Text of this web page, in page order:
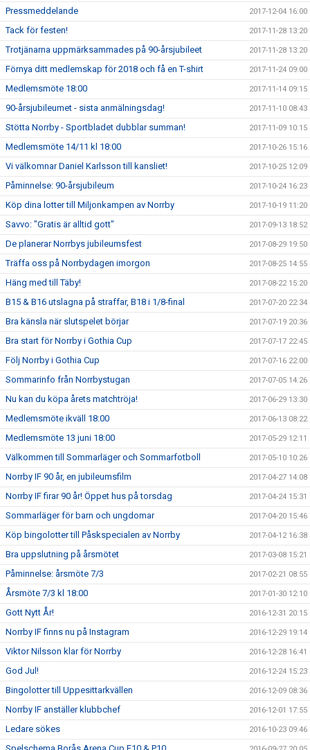
Pressmeddelande 2017-12-04 16:00
Tack för festen! 2017-11-28 13:20
Trotjänarna uppmärksammades på 90-årsjubileet 2017-11-28 13:20
Förnya ditt medlemskap för 2018 och få en T-shirt 2017-11-24 09:00
Medlemsmöte 18:00 2017-11-14 09:15
90-årsjubileumet - sista anmälningsdag! 2017-11-10 08:43
Stötta Norrby - Sportbladet dubblar summan! 2017-11-09 10:15
Medlemsmöte 14/11 kl 18:00 2017-10-26 15:16
Vi välkomnar Daniel Karlsson till kansliet! 2017-10-25 12:09
Påminnelse: 90-årsjubileum 2017-10-24 16:23
Köp dina lotter till Miljonkampen av Norrby 2017-10-19 11:20
Savvo: "Gratis är alltid gott" 2017-09-13 18:52
De planerar Norrbys jubileumsfest 2017-08-29 19:50
Träffa oss på Norrbydagen imorgon 2017-08-25 14:55
Häng med till Täby! 2017-08-22 15:20
B15 & B16 utslagna på straffar, B18 i 1/8-final 2017-07-20 22:34
Bra känsla när slutspelet börjar 2017-07-19 20:36
Bra start för Norrby i Gothia Cup 2017-07-17 22:45
Följ Norrby i Gothia Cup 2017-07-16 22:00
Sommarinfo från Norrbystugan 2017-07-05 14:26
Nu kan du köpa årets matchtröja! 2017-06-29 13:30
Medlemsmöte ikväll 18:00 2017-06-13 08:22
Medlemsmöte 13 juni 18:00 2017-05-29 12:11
Välkommen till Sommarläger och Sommarfotboll 2017-05-10 10:26
Norrby IF 90 år, en jubileumsfilm 2017-04-27 14:08
Norrby IF firar 90 år! Öppet hus på torsdag 2017-04-24 15:31
Sommarläger för barn och ungdomar 2017-04-20 15:46
Köp bingolotter till Påskspecialen av Norrby 2017-04-12 16:38
Bra uppslutning på årsmötet 2017-03-08 15:21
Påminnelse: årsmöte 7/3 2017-02-21 08:55
Årsmöte 7/3 kl 18:00 2017-01-30 12:10
Gott Nytt År! 2016-12-31 20:15
Norrby IF finns nu på Instagram 2016-12-29 19:14
Viktor Nilsson klar för Norrby 2016-12-28 16:41
God Jul! 2016-12-24 15:23
Bingolotter till Uppesittarkvällen 2016-12-09 08:36
Norrby IF anställer klubbchef 2016-12-01 17:55
Ledare sökes 2016-10-23 09:46